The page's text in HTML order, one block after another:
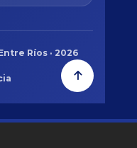
Ríos · 2026